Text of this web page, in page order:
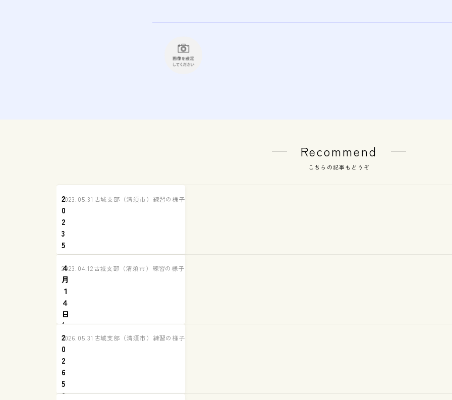
Recommend
こちらの記事もどうぞ
2
0
2
3
5
2
6
古
城
支
部
練
習
報
告
2023.05.31 古城支部（清須市）練習の様子
４
月
１
４
日
(
金
)
お
休
み
の
2023.04.12古城支部（清須市）練習の様子
2
0
2
6
5
2
2026.05.31 古城支部（清須市）練習の様子